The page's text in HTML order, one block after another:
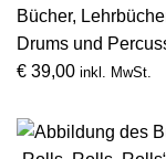
Bücher,
Drums und
€ 39,00 inkl. MwSt.